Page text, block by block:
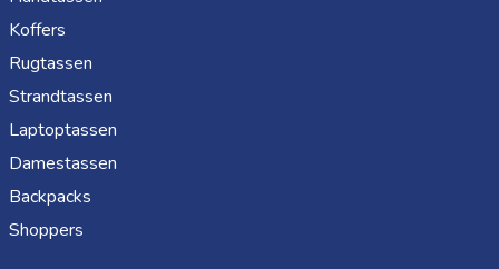
Koffers
Rugtassen
Strandtassen
Laptoptassen
Damestassen
Backpacks
Shoppers